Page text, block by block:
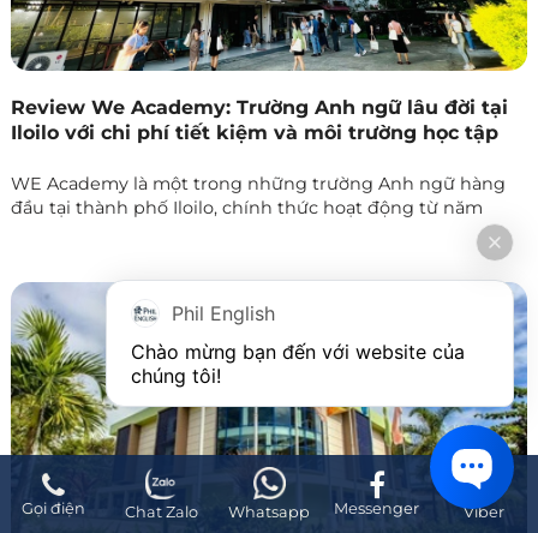
Review We Academy: Trường Anh ngữ lâu đời tại
Iloilo với chi phí tiết kiệm và môi trường học tập
WE Academy là một trong những trường Anh ngữ hàng
đầu tại thành phố Iloilo, chính thức hoạt động từ năm
2003 và sở hữu nền tảng phát triển vững chắc qua nhiều
năm. Chương trình học được dẫn dắt bởi đội ngũ giáo viên
giàu kinh nghiệm, với thời gian giảng dạy trung bình lên
đến khoảng 9 năm
Gọi điện Chat Zalo Whatsapp Messenger Viber
Phil English
Chào mừng bạn đến với website của
chúng tôi!